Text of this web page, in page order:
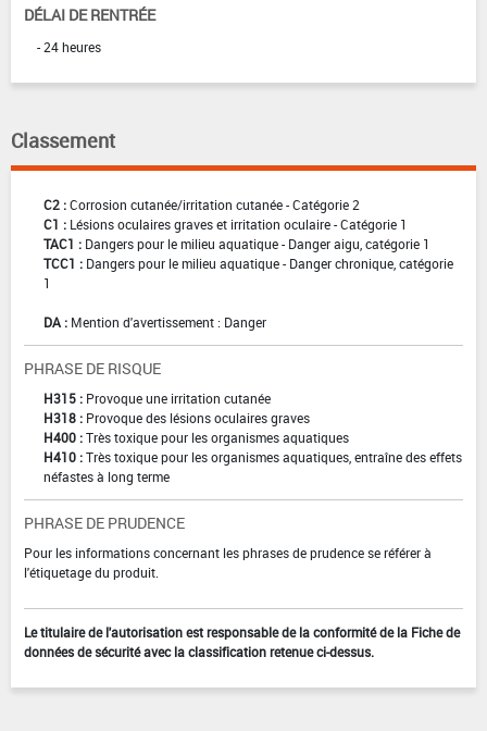
DÉLAI DE RENTRÉE
- 24 heures
Classement
C2 :Corrosion cutanée/irritation cutanée - Catégorie 2
C1 : Lésions oculaires graves et irritation oculaire - Catégorie 1
TAC1 : Dangers pour le milieu aquatique - Danger aigu, catégorie 1
TCC1 : Dangers pour le milieu aquatique - Danger chronique, catégorie
1
DA : Mention d'avertissement : Danger
PHRASE DE RISQUE
H315 : Provoque une irritation cutanée
H318 : Provoque des lésions oculaires graves
H400 :Très toxique pour les organismes aquatiques
H410 :Très toxique pour les organismes aquatiques, entraîne des effets
néfastes à long terme
PHRASE DE PRUDENCE
Pour les informations concernant les phrases de prudence se référer à
l'étiquetage du produit.
Le titulaire de l'autorisation est responsable de la conformité de la Fiche de
données de sécurité avec la classification retenue ci-dessus.